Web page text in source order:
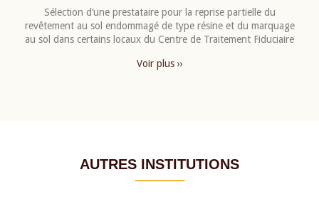
Sélection d’une prestataire pour la reprise partielle du
revêtement au sol endommagé de type résine et du marquage
au sol dans certains locaux du Centre de Traitement Fiduciaire
Voir plus ››
AUTRES INSTITUTIONS